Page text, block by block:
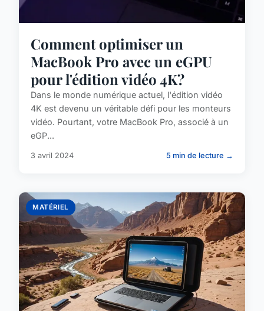
Comment optimiser un
MacBook Pro avec un eGPU
pour l'édition vidéo 4K?
Dans le monde numérique actuel, l'édition vidéo
4K est devenu un véritable défi pour les monteurs
vidéo. Pourtant, votre MacBook Pro, associé à un
eGP...
3 avril 2024 5 min de lecture →
MATÉRIEL